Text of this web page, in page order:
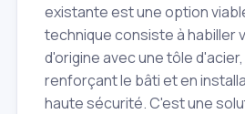
existante est une option
technique consiste à habiller
d'origine avec une tôle
renforçant le bâti et en
haute sécurité. C'est une